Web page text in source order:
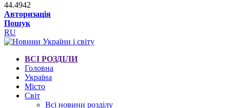
44.4942
Авторизація
Пошук
RU
ВСІ РОЗДІЛИ
Головна
Україна
Місто
Світ
Всі новини розділу